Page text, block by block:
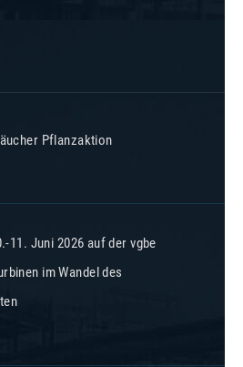
Pflanzaktion
11. Juni 2026 auf der vgbe
im Wandel des